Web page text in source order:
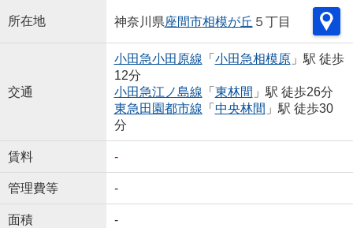
所在地 神奈川県座間市相模が丘 ５丁目
交通
小田急小田原線 「 小田急相模原」駅 徒歩
12分
小田急江ノ島線 「 東林間 」駅 徒歩26分
東急田園都市線 「 中央林間 」駅 徒歩30
分
賃料 -
管理費等 -
面積 -